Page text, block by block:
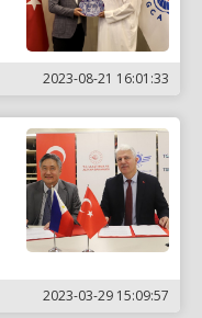
2023-08-21 16:01:33
2023-03-29 15:09:57